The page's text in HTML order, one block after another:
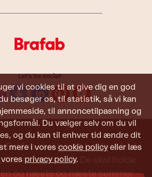
vi cookies til at give dig en god
besøger os, til statistik, så vi kan
til annoncetilpasning og
Du vælger selv om du vil
og du kan til enhver tid ændre dit
mere i vores cookie policy eller læs
vores privacy policy.
Let's be social!
Brafab skal kunne holde til både
siddet i og set på. De skal holde
og næste og næste sommer